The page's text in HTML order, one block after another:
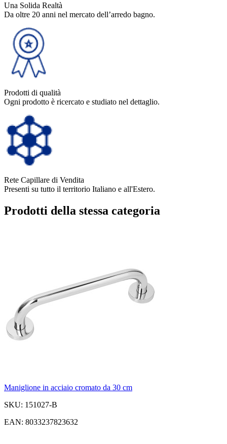
Una Solida Realtà
Da oltre 20 anni nel mercato dell’arredo bagno.
Prodotti di qualità
Ogni prodotto è ricercato e studiato nel dettaglio.
Rete Capillare di Vendita
Presenti su tutto il territorio Italiano e all'Estero.
Prodotti della stessa categoria
Maniglione in acciaio cromato da 30 cm
SKU: 151027-B
EAN: 8033237823632